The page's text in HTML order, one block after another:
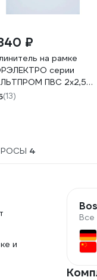
₽
на рамке
серии
ПВС 2х2,5
(б/з) IP20. ВП200
(13)
4
и
Все